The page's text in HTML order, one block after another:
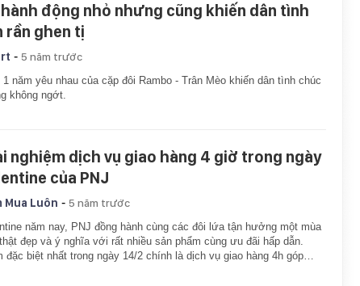
động nhỏ nhưng cũng khiến dân tình
rần ghen tị
- 5 năm trước
1 năm yêu nhau của cặp đôi Rambo - Trân Mèo khiến dân tình chúc
không ngớt.
nghiệm dịch vụ giao hàng 4 giờ trong ngày
của PNJ
Mua Luôn - 5 năm trước
năm nay, PNJ đồng hành cùng các đôi lứa tận hưởng một mùa
đẹp và ý nghĩa với rất nhiều sản phẩm cùng ưu đãi hấp dẫn.
đặc biệt nhất trong ngày 14/2 chính là dịch vụ giao hàng 4h góp…